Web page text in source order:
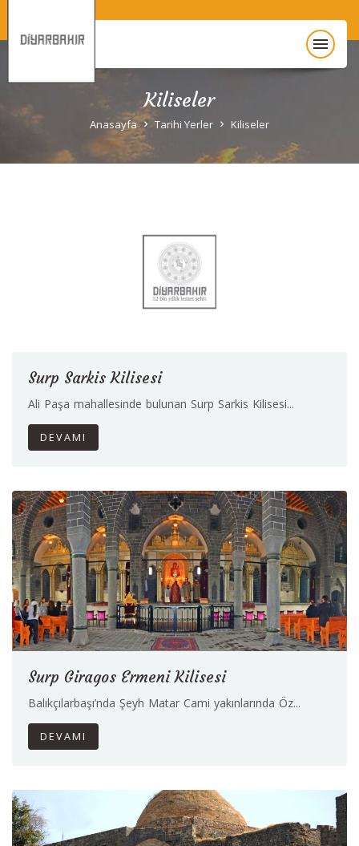
menu
Anasayfa
Diyarbakır Hakkında
Kiliseler
Anasayfa Tarihi Yerler Kiliseler
Surp Sarkis Kilisesi
Ali Paşa mahallesinde bulunan Surp Sarkis Kilisesi...
DEVAMI
Surp Giragos Ermeni Kilisesi
Balıkçılarbaşı’nda Şeyh Matar Cami yakınlarında Öz...
DEVAMI